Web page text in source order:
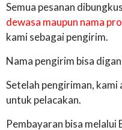
Semua pesanan
dewasa maupun nama
kami sebagai pengirim.
Nama pengirim bisa
Setelah pengiriman,
untuk pelacakan.
Pembayaran bisa melalui